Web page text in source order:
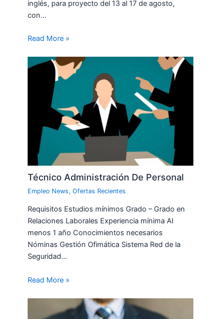
inglés, para proyecto del 13 al 17 de agosto,
con…
Read More »
Técnico Administración De Personal
Empleo News,Ofertas Recientes
Requisitos Estudios mínimos Grado – Grado en
Relaciones Laborales Experiencia mínima Al
menos 1 año Conocimientos necesarios
Nóminas Gestión Ofimática Sistema Red de la
Seguridad…
Read More »